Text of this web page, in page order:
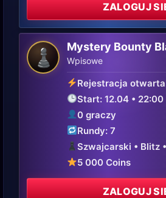
ZALOGUJ
♟ Mystery Bounty
Wpisowe
Rejestracja otwarta
Start: 12.04 • 22:00
0 graczy
Rundy: 7
Szwajcarski • Blitz
5 000 Coins
ZALOGUJ